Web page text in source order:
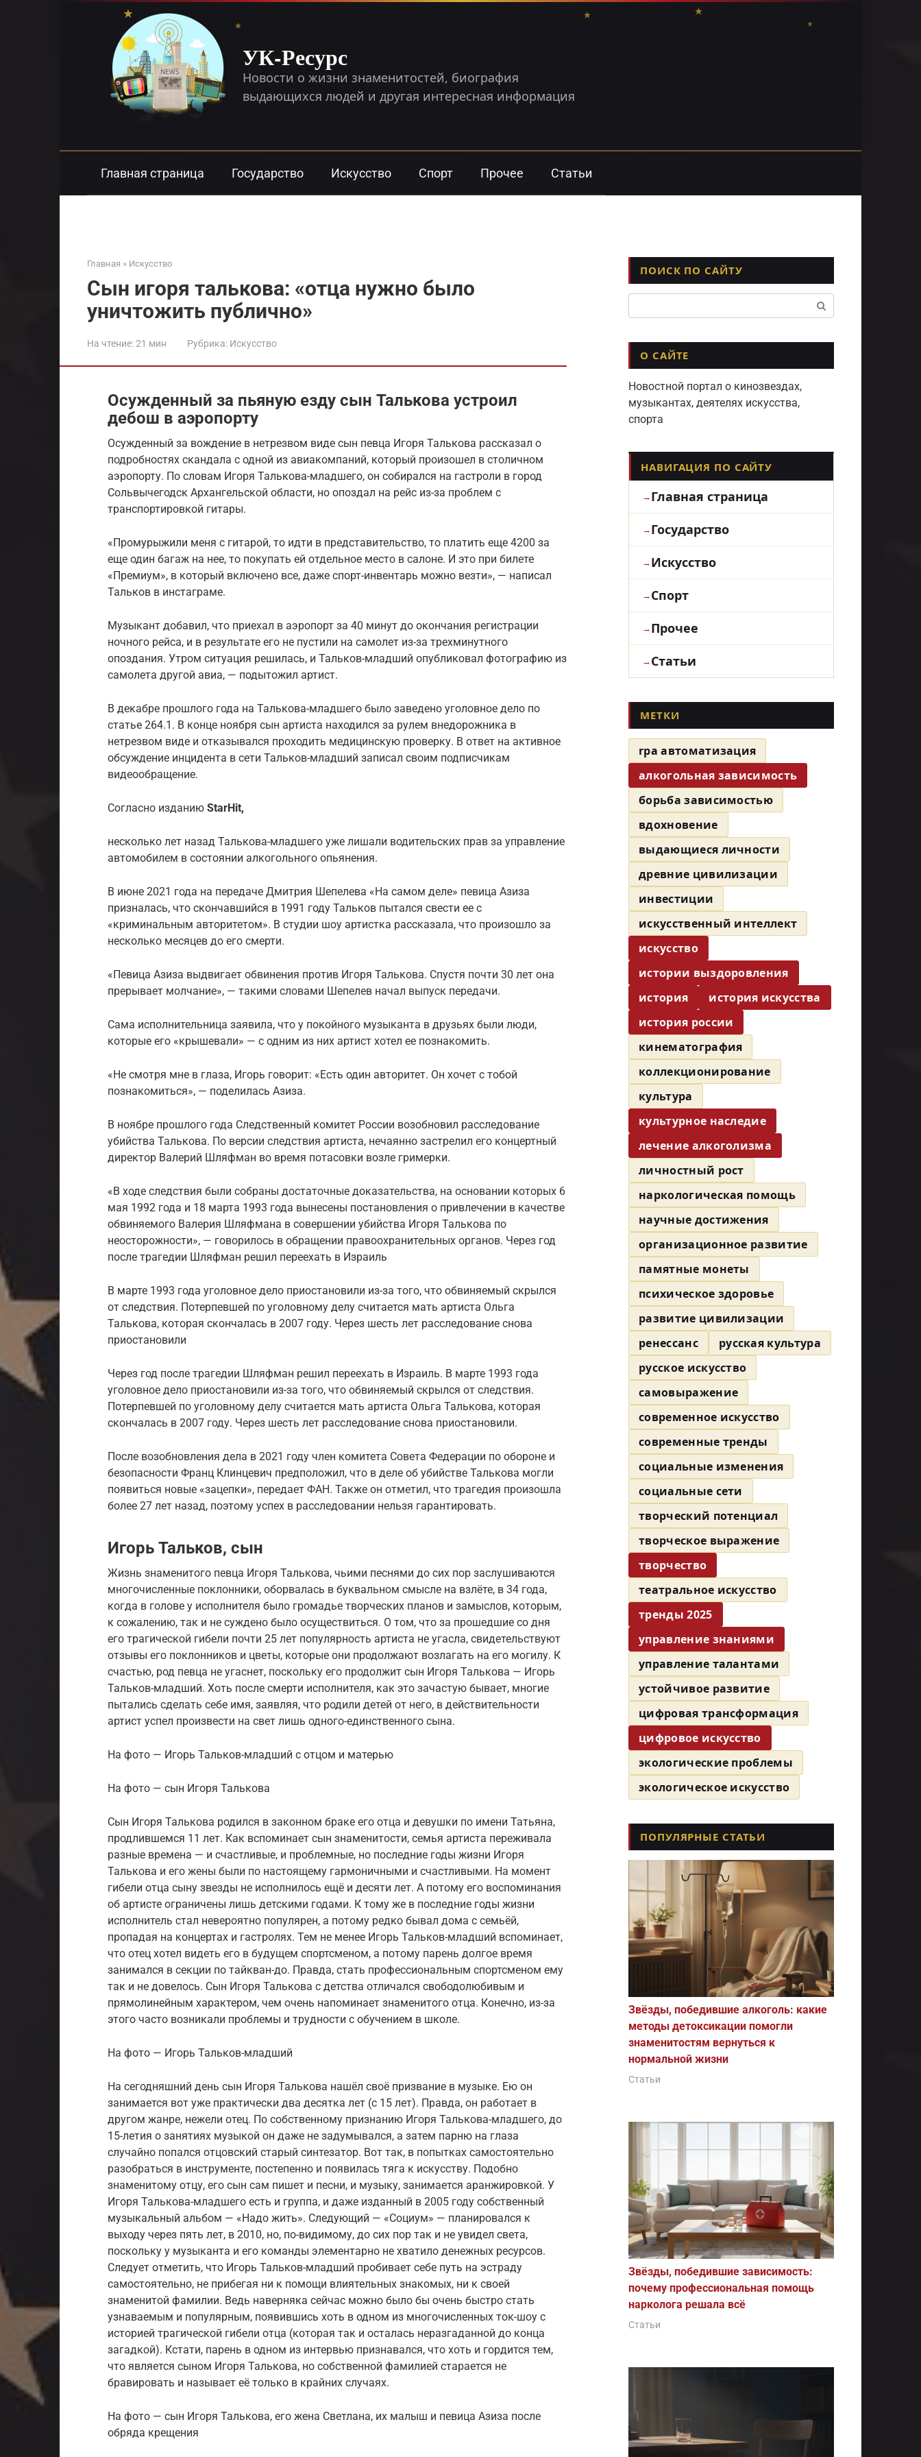
УК-Ресурс
Новости о жизни знаменитостей, биография
выдающихся людей и другая интересная информация
Главная страница Государство Искусство Спорт Прочее Статьи
Главная » Искусство
Сын игоря талькова: «отца нужно было
уничтожить публично»
На чтение:21 мин Рубрика: Искусство
Осужденный за пьяную езду сын Талькова устроил
дебош в аэропорту
Осужденный за вождение в нетрезвом виде сын певца Игоря Талькова рассказал о
подробностях скандала с одной из авиакомпаний, который произошел в столичном
аэропорту. По словам Игоря Талькова-младшего, он собирался на гастроли в город
Сольвычегодск Архангельской области, но опоздал на рейс из-за проблем с
транспортировкой гитары.
«Промурыжили меня с гитарой, то идти в представительство, то платить еще 4200 за
еще один багаж на нее, то покупать ей отдельное место в салоне. И это при билете
«Премиум», в который включено все, даже спорт-инвентарь можно везти», — написал
Тальков в инстаграме.
Музыкант добавил, что приехал в аэропорт за 40 минут до окончания регистрации
ночного рейса, и в результате его не пустили на самолет из-за трехминутного
опоздания. Утром ситуация решилась, и Тальков-младший опубликовал фотографию из
самолета другой авиа, — подытожил артист.
В декабре прошлого года на Талькова-младшего было заведено уголовное дело по
статье 264.1. В конце ноября сын артиста находился за рулем внедорожника в
нетрезвом виде и отказывался проходить медицинскую проверку. В ответ на активное
обсуждение инцидента в сети Тальков-младший записал своим подписчикам
видеообращение.
Согласно изданию StarHit,
несколько лет назад Талькова-младшего уже лишали водительских прав за управление
автомобилем в состоянии алкогольного опьянения.
В июне 2021 года на передаче Дмитрия Шепелева «На самом деле» певица Азиза
призналась, что скончавшийся в 1991 году Тальков пытался свести ее с
«криминальным авторитетом». В студии шоу артистка рассказала, что произошло за
несколько месяцев до его смерти.
«Певица Азиза выдвигает обвинения против Игоря Талькова. Спустя почти 30 лет она
прерывает молчание», — такими словами Шепелев начал выпуск передачи.
Сама исполнительница заявила, что у покойного музыканта в друзьях были люди,
которые его «крышевали» — с одним из них артист хотел ее познакомить.
«Не смотря мне в глаза, Игорь говорит: «Есть один авторитет. Он хочет с тобой
познакомиться», — поделилась Азиза.
В ноябре прошлого года Следственный комитет России возобновил расследование
убийства Талькова. По версии следствия артиста, нечаянно застрелил его концертный
директор Валерий Шляфман во время потасовки возле гримерки.
«В ходе следствия были собраны достаточные доказательства, на основании которых 6
мая 1992 года и 18 марта 1993 года вынесены постановления о привлечении в качестве
обвиняемого Валерия Шляфмана в совершении убийства Игоря Талькова по
неосторожности», — говорилось в обращении правоохранительных органов. Через год
после трагедии Шляфман решил переехать в Израиль
В марте 1993 года уголовное дело приостановили из-за того, что обвиняемый скрылся
от следствия. Потерпевшей по уголовному делу считается мать артиста Ольга
Талькова, которая скончалась в 2007 году. Через шесть лет расследование снова
приостановили
Через год после трагедии Шляфман решил переехать в Израиль. В марте 1993 года
уголовное дело приостановили из-за того, что обвиняемый скрылся от следствия.
Потерпевшей по уголовному делу считается мать артиста Ольга Талькова, которая
скончалась в 2007 году. Через шесть лет расследование снова приостановили.
После возобновления дела в 2021 году член комитета Совета Федерации по обороне и
безопасности Франц Клинцевич предположил, что в деле об убийстве Талькова могли
появиться новые «зацепки», передает ФАН. Также он отметил, что трагедия произошла
более 27 лет назад, поэтому успех в расследовании нельзя гарантировать.
Игорь Тальков, сын
Жизнь знаменитого певца Игоря Талькова, чьими песнями до сих пор заслушиваются
многочисленные поклонники, оборвалась в буквальном смысле на взлёте, в 34 года,
когда в голове у исполнителя было громадье творческих планов и замыслов, которым,
к сожалению, так и не суждено было осуществиться. О том, что за прошедшие со дня
его трагической гибели почти 25 лет популярность артиста не угасла, свидетельствуют
отзывы его поклонников и цветы, которые они продолжают возлагать на его могилу. К
счастью, род певца не угаснет, поскольку его продолжит сын Игоря Талькова — Игорь
Тальков-младший. Хоть после смерти исполнителя, как это зачастую бывает, многие
пытались сделать себе имя, заявляя, что родили детей от него, в действительности
артист успел произвести на свет лишь одного-единственного сына.
На фото — Игорь Тальков-младший с отцом и матерью
На фото — сын Игоря Талькова
Сын Игоря Талькова родился в законном браке его отца и девушки по имени Татьяна,
продлившемся 11 лет. Как вспоминает сын знаменитости, семья артиста переживала
разные времена — и счастливые, и проблемные, но последние годы жизни Игоря
Талькова и его жены были по настоящему гармоничными и счастливыми. На момент
гибели отца сыну звезды не исполнилось ещё и десяти лет. А потому его воспоминания
об артисте ограничены лишь детскими годами. К тому же в последние годы жизни
исполнитель стал невероятно популярен, а потому редко бывал дома с семьёй,
пропадая на концертах и гастролях. Тем не менее Игорь Тальков-младший вспоминает,
что отец хотел видеть его в будущем спортсменом, а потому парень долгое время
занимался в секции по тайкван-до. Правда, стать профессиональным спортсменом ему
так и не довелось. Сын Игоря Талькова с детства отличался свободолюбивым и
прямолинейным характером, чем очень напоминает знаменитого отца. Конечно, из-за
этого часто возникали проблемы и трудности с обучением в школе.
На фото — Игорь Тальков-младший
На сегодняшний день сын Игоря Талькова нашёл своё призвание в музыке. Ею он
занимается вот уже практически два десятка лет (с 15 лет). Правда, он работает в
другом жанре, нежели отец. По собственному признанию Игоря Талькова-младшего, до
15-летия о занятиях музыкой он даже не задумывался, а затем парню на глаза
случайно попался отцовский старый синтезатор. Вот так, в попытках самостоятельно
разобраться в инструменте, постепенно и появилась тяга к искусству. Подобно
знаменитому отцу, его сын сам пишет и песни, и музыку, занимается аранжировкой. У
Игоря Талькова-младшего есть и группа, и даже изданный в 2005 году собственный
музыкальный альбом — «Надо жить». Следующий — «Социум» — планировался к
выходу через пять лет, в 2010, но, по-видимому, до сих пор так и не увидел света,
поскольку у музыканта и его команды элементарно не хватило денежных ресурсов.
Следует отметить, что Игорь Тальков-младший пробивает себе путь на эстраду
самостоятельно, не прибегая ни к помощи влиятельных знакомых, ни к своей
знаменитой фамилии. Ведь наверняка сейчас можно было бы очень быстро стать
узнаваемым и популярным, появившись хоть в одном из многочисленных ток-шоу с
историей трагической гибели отца (которая так и осталась неразгаданной до конца
загадкой). Кстати, парень в одном из интервью признавался, что хоть и гордится тем,
что является сыном Игоря Талькова, но собственной фамилией старается не
бравировать и называет её только в крайних случаях.
На фото — сын Игоря Талькова, его жена Светлана, их малыш и певица Азиза после
обряда крещения
ПОИСК ПО САЙТУ
О САЙТЕ
Новостной портал о кинозвездах,
музыкантах, деятелях искусства,
спорта
НАВИГАЦИЯ ПО САЙТУ
Главная страница
Государство
Искусство
Спорт
Прочее
Статьи
МЕТКИ
rpa автоматизация
алкогольная зависимость
борьба зависимостью
вдохновение
выдающиеся личности
древние цивилизации
инвестиции
искусственный интеллект
искусство
истории выздоровления
история
история искусства
история россии
кинематография
коллекционирование
культура
культурное наследие
лечение алкоголизма
личностный рост
наркологическая помощь
научные достижения
организационное развитие
памятные монеты
психическое здоровье
развитие цивилизации
ренессанс
русская культура
русское искусство
самовыражение
современное искусство
современные тренды
социальные изменения
социальные сети
творческий потенциал
творческое выражение
творчество
театральное искусство
тренды 2025
управление знаниями
управление талантами
устойчивое развитие
цифровая трансформация
цифровое искусство
экологические проблемы
экологическое искусство
ПОПУЛЯРНЫЕ СТАТЬИ
Звёзды, победившие алкоголь: какие
методы детоксикации помогли
знаменитостям вернуться к
нормальной жизни
Статьи
Звёзды, победившие зависимость:
почему профессиональная помощь
нарколога решала всё
Статьи